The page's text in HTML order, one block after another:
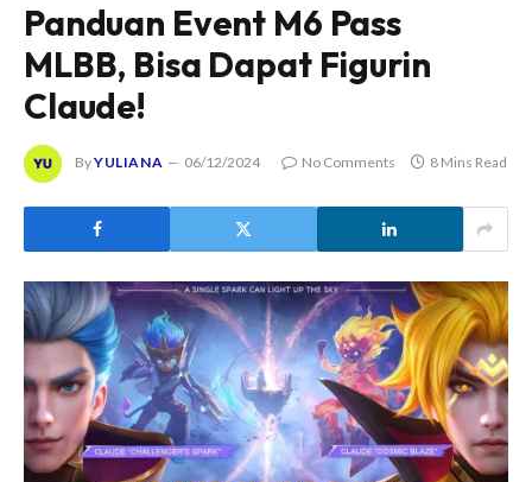
Panduan Event M6 Pass
MLBB, Bisa Dapat Figurin
Claude!
ByYULIANA 06/12/2024 No Comments 8 Mins Read